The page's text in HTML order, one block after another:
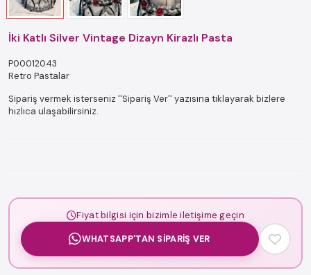
İki Katlı Silver Vintage Dizayn Kirazlı Pasta
P00012043
Retro Pastalar
Sipariş vermek isterseniz ''Sipariş Ver'' yazısına tıklayarak bizlere
hızlıca ulaşabilirsiniz.
Fiyat bilgisi için bizimle iletişime geçin
WHATSAPP'TAN SIPARIŞ VER